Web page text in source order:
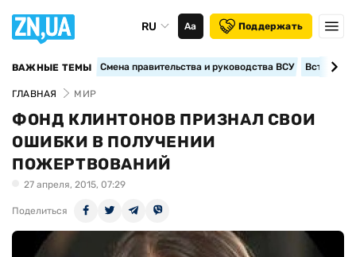
RU Аа Поддержать
ВАЖНЫЕ ТЕМЫ Смена правительства и руководства ВСУ
ГЛАВНАЯ МИР
ФОНД КЛИНТОНОВ ПРИЗНАЛ СВОИ
ОШИБКИ В ПОЛУЧЕНИИ
ПОЖЕРТВОВАНИЙ
27 апреля, 2015, 07:29
Поделиться